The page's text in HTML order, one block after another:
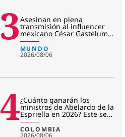
3Asesinan en plena
transmisión al influencer
mexicano César Gastélum:
revelan primera hipótesis
del c
MUNDO
2026/08/06
4¿Cuánto ganarán los
ministros de Abelardo de la
Espriella en 2026? Este será
su salario mensual
COLOMBIA
2026/08/06